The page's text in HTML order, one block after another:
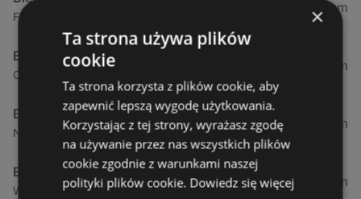
Fińska 4, 72-602 Świnoujście
0,23 km
Biedronka
Chrobrego 9, 72-600 Świnoujście
0,84 km
Biedronka
Nowokarsiborska 2, 72-600 Świnoujście
1,87 km
Biedronka
Wojska Polskiego 16a, 72-600 Świnoujście
2,77 km
×
Ta strona używa plików
cookie
Ta strona korzysta z plików cookie, aby
zapewnić lepszą wygodę użytkowania.
Korzystając z tej strony, wyrażasz zgodę
na używanie przez nas wszystkich plików
cookie zgodnie z warunkami naszej
polityki plików cookie. Dowiedz się więcej